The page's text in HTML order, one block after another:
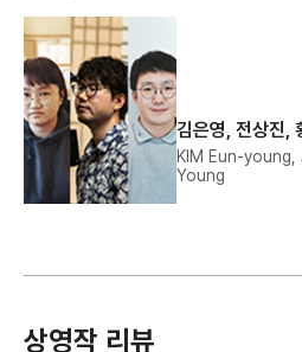
김은영, 전상진,
KIM Eun-young,
Young
상영작 리뷰